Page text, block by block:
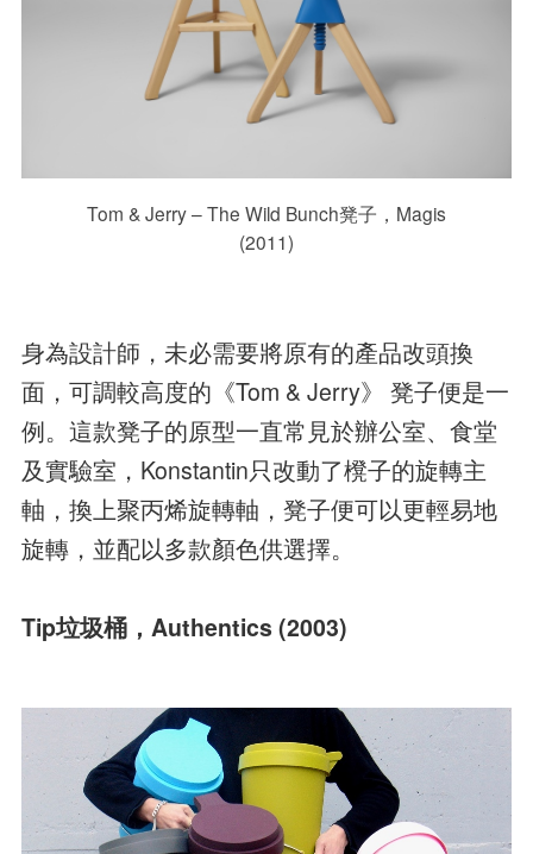
Tom & Jerry – The Wild Bunch凳子，Magis
(2011)
身為設計師，未必需要將原有的產品改頭換
面，可調較高度的《Tom & Jerry》 凳子便是一
例。這款凳子的原型一直常見於辦公室、食堂
及實驗室，Konstantin只改動了櫈子的旋轉主
軸，換上聚丙烯旋轉軸，凳子便可以更輕易地
旋轉，並配以多款顏色供選擇。
Tip垃圾桶，Authentics (2003)